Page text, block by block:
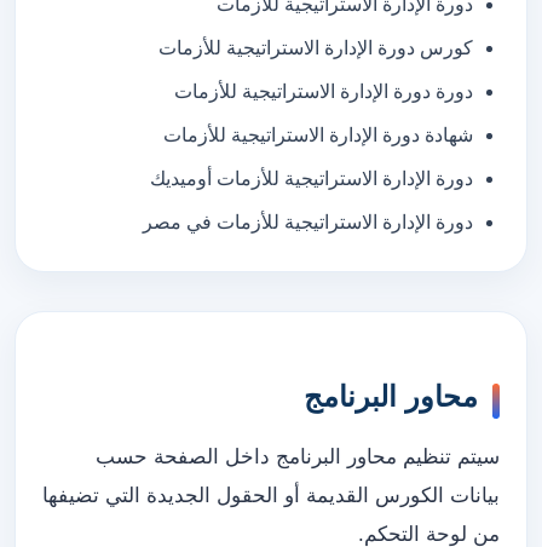
دورة الإدارة الاستراتيجية للأزمات
كورس دورة الإدارة الاستراتيجية للأزمات
دورة دورة الإدارة الاستراتيجية للأزمات
شهادة دورة الإدارة الاستراتيجية للأزمات
دورة الإدارة الاستراتيجية للأزمات أوميديك
دورة الإدارة الاستراتيجية للأزمات في مصر
محاور البرنامج
سيتم تنظيم محاور البرنامج داخل الصفحة حسب
بيانات الكورس القديمة أو الحقول الجديدة التي تضيفها
من لوحة التحكم.